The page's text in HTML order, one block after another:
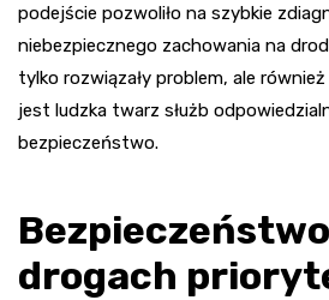
podejście pozwoliło na szybkie
niebezpiecznego zachowania na
tylko rozwiązały problem, ale
jest ludzka twarz służb
bezpieczeństwo.
drogach